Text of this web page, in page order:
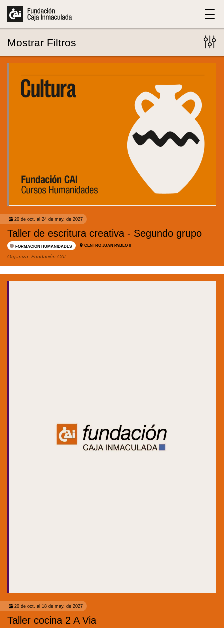
Mostrar Filtros
283 eventos encontrados
20 de oct. al 24 de may. de 2027
Taller de escritura creativa - Segundo grupo
FORMACIÓN HUMANIDADES CENTRO JUAN PABLO II
Organiza: Fundación CAI
20 de oct. al 18 de may. de 2027
Taller cocina 2 A Via